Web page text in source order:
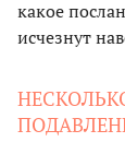
какое
исчезнут